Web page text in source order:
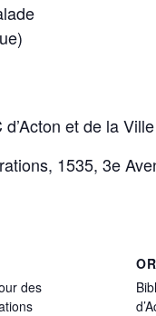
et de la Ville
1535, 3e
des